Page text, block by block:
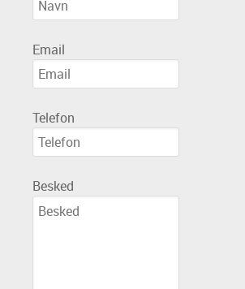
Email
Telefon
Besked